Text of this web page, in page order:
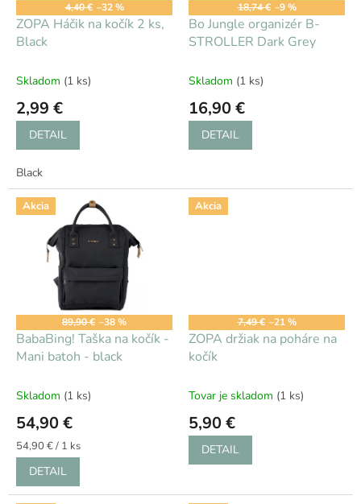
d
4,40 € –32 %
ZOPA Háčik na kočík 2 ks,
Black
Skladom (1 ks)
2,99 €
DETAIL
Black
18,74 € –9 %
Bo Jungle organizér B-
STROLLER Dark Grey
Skladom (1 ks)
16,90 €
DETAIL
Akcia
89,90 € –38 %
BabaBing! Taška na kočík -
Mani batoh - black
Skladom (1 ks)
54,90 €
Jednotková
cena:
54,90 € / 1 ks
DETAIL
Akcia
7,49 € –21 %
ZOPA držiak na poháre na
kočík
Tovar je skladom (1 ks)
5,90 €
DETAIL